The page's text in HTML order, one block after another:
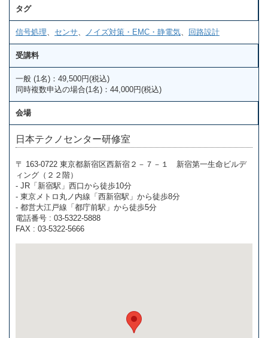
タグ
信号処理 センサ ノイズ対策・EMC・静電気 回路設計
受講料
一般 (1名)：49,500円(税込)
同時複数申込の場合(1名)：44,000円(税込)
会場
日本テクノセンター研修室
〒 163-0722 東京都新宿区西新宿２－７－１ 新宿第一生命ビルデ
ィング（２２階）
- JR「新宿駅」西口から徒歩10分
- 東京メトロ丸ノ内線「西新宿駅」から徒歩8分
- 都営大江戸線「都庁前駅」から徒歩5分
電話番号 : 03-5322-5888
FAX : 03-5322-5666